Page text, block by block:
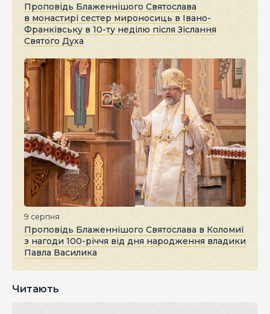
Проповідь Блаженнішого Святослава
в монастирі сестер мироносиць в Івано-
Франківську в 10-ту неділю після Зіслання
Святого Духа
9 серпня
Проповідь Блаженнішого Святослава в Коломиї
з нагоди 100-річчя від дня народження владики
Павла Василика
Читають